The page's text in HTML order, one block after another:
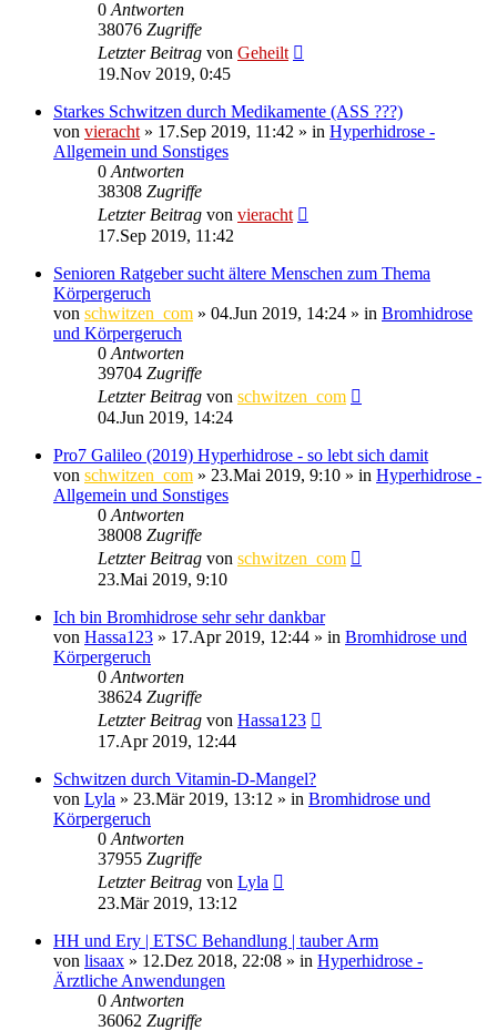
0 Antworten
38076 Zugriffe
Letzter Beitrag von Geheilt
19.Nov 2019, 0:45
Starkes Schwitzen durch Medikamente (ASS ???)
von vieracht » 17.Sep 2019, 11:42 » in Hyperhidrose -
Allgemein und Sonstiges
0 Antworten
38308 Zugriffe
Letzter Beitrag von vieracht
17.Sep 2019, 11:42
Senioren Ratgeber sucht ältere Menschen zum Thema
Körpergeruch
von schwitzen_com » 04.Jun 2019, 14:24 » in Bromhidrose
und Körpergeruch
0 Antworten
39704 Zugriffe
Letzter Beitrag von schwitzen_com
04.Jun 2019, 14:24
Pro7 Galileo (2019) Hyperhidrose - so lebt sich damit
von schwitzen_com » 23.Mai 2019, 9:10 » in Hyperhidrose -
Allgemein und Sonstiges
0 Antworten
38008 Zugriffe
Letzter Beitrag von schwitzen_com
23.Mai 2019, 9:10
Ich bin Bromhidrose sehr sehr dankbar
von Hassa123 » 17.Apr 2019, 12:44 » in Bromhidrose und
Körpergeruch
0 Antworten
38624 Zugriffe
Letzter Beitrag von Hassa123
17.Apr 2019, 12:44
Schwitzen durch Vitamin-D-Mangel?
von Lyla » 23.Mär 2019, 13:12 » in Bromhidrose und
Körpergeruch
0 Antworten
37955 Zugriffe
Letzter Beitrag von Lyla
23.Mär 2019, 13:12
HH und Ery | ETSC Behandlung | tauber Arm
von lisaax » 12.Dez 2018, 22:08 » in Hyperhidrose -
Ärztliche Anwendungen
0 Antworten
36062 Zugriffe